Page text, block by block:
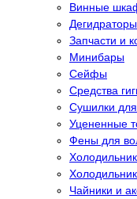
Винные
Дегидраторы
Запчасти и
Минибары
Сейфы
Средства
Сушилки
Уцененные
Фены для
Чайники и